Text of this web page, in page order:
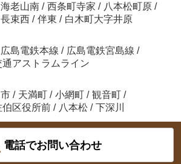
海老山南 / 西条町寺家 / 八本松町原 /
長束西 / 伴東 / 白木町大字井原
広島電鉄本線 / 広島電鉄宮島線 /
通アストラムライン
/ 天満町 / 小網町 / 観音町 /
伯区役所前 / 八本松 / 下深川
電話でお問い合わせ